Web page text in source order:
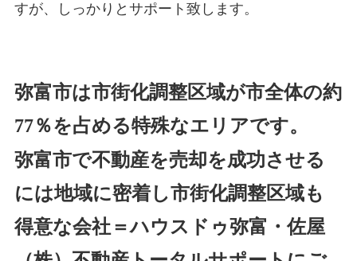
すが、しっかりとサポート致します。
弥富市は市街化調整区域が市全体の約
77％を占める特殊なエリアです。
弥富市で不動産を売却を成功させる
には地域に密着し市街化調整区域も
得意な会社＝ハウスドゥ弥富・佐屋